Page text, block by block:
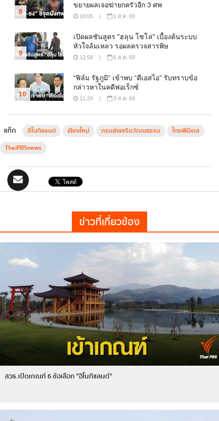
8
ขยายผลเจอฆ่ายกครัวอีก 3 ศพ
10:05 | 1 ส.ค. 69
9
เปิดผลชันสูตร "ฮลุน โซโล่" เบื้องต้นระบบ
หัวใจล้มเหลว รอผลตรวจสารพิษ
12:58 | 6 ส.ค. 69
10
“ฟิล์ม รัฐภูมิ” เข้าพบ “ดีเอสไอ” รับทราบข้อ
กล่าวหาในคดีฟอเร็กซ์
11:29 | 3 ส.ค. 69
แท็ก ฮิโนกิแลนด์ เชียงใหม่ กรมส่งเสริมวัฒนธรรม
ไทยพีบีเอส
ThaiPBSnews
ข่าวที่เกี่ยวข้อง
สวธ.เปิดเกณฑ์ 6 ข้อเลือก "ฮิโนกิแลนด์"